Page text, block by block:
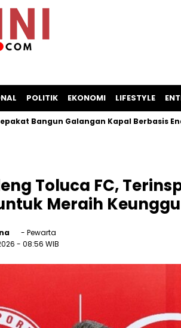
POLITIK EKONOMI LIFESTYLE
Bangun Galangan Kapal Berbasis
Toluca FC,
Meraih
- Pewarta
- 08:56 WIB